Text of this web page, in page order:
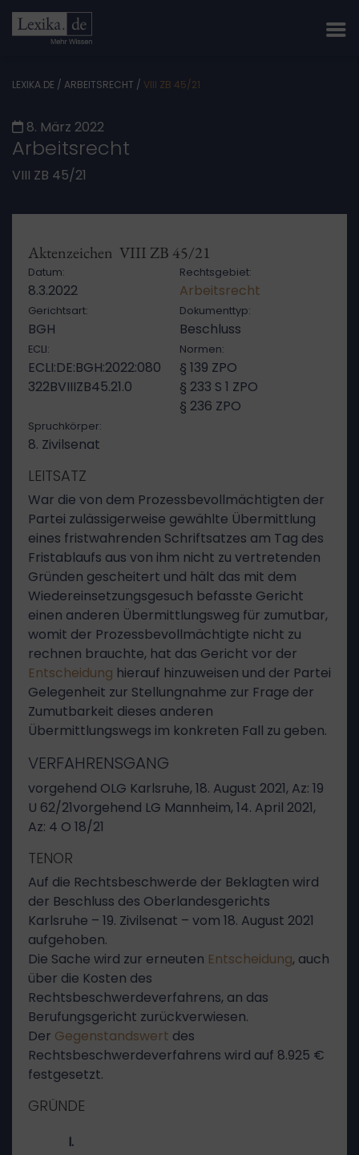
LEXIKA.DE / ARBEITSRECHT / VIII ZB 45/21
8. März 2022
Arbeitsrecht
VIII ZB 45/21
Aktenzeichen VIII ZB 45/21
Datum:
8.3.2022
Rechtsgebiet:
Arbeitsrecht
Gerichtsart:
BGH
Dokumenttyp:
Beschluss
ECLI:
ECLI:DE:BGH:2022:080
322BVIIIZB45.21.0
Normen:
§ 139 ZPO
§ 233 S 1 ZPO
§ 236 ZPO
Spruchkörper:
8. Zivilsenat
LEITSATZ
War die von dem Prozessbevollmächtigten der
Partei zulässigerweise gewählte Übermittlung
eines fristwahrenden Schriftsatzes am Tag des
Fristablaufs aus von ihm nicht zu vertretenden
Gründen gescheitert und hält das mit dem
Wiedereinsetzungsgesuch befasste Gericht
einen anderen Übermittlungsweg für zumutbar,
womit der Prozessbevollmächtigte nicht zu
rechnen brauchte, hat das Gericht vor der
Entscheidung hierauf hinzuweisen und der Partei
Gelegenheit zur Stellungnahme zur Frage der
Zumutbarkeit dieses anderen
Übermittlungswegs im konkreten Fall zu geben.
VERFAHRENSGANG
vorgehend OLG Karlsruhe, 18. August 2021, Az: 19
U 62/21vorgehend LG Mannheim, 14. April 2021,
Az: 4 O 18/21
TENOR
Auf die Rechtsbeschwerde der Beklagten wird
der Beschluss des Oberlandesgerichts
Karlsruhe – 19. Zivilsenat – vom 18. August 2021
aufgehoben.
Die Sache wird zur erneuten Entscheidung, auch
über die Kosten des
Rechtsbeschwerdeverfahrens, an das
Berufungsgericht zurückverwiesen.
Der Gegenstandswert des
Rechtsbeschwerdeverfahrens wird auf 8.925 €
festgesetzt.
GRÜNDE
I.